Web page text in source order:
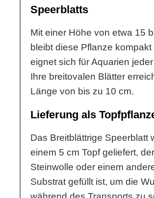
Speerblatts
Mit einer Höhe von etwa 15
bleibt diese Pflanze kompakt
eignet sich für Aquarien
Ihre breitovalen Blätter
Länge von bis zu 10 cm.
Lieferung als
Das Breitblättrige Speerblatt
einem 5 cm Topf geliefert,
Steinwolle oder einem
Substrat gefüllt ist, um die